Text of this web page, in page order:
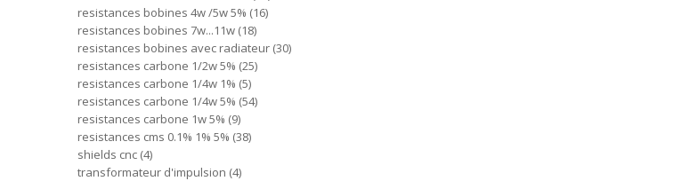
resistances bobines 4w /5w 5% 16
resistances bobines 7w...11w 18
resistances bobines avec radiateur 30
resistances carbone 1/2w 5% 25
resistances carbone 1/4w 1% 5
resistances carbone 1/4w 5% 54
resistances carbone 1w 5% 9
resistances cms 0.1% 1% 5% 38
shields cnc 4
transformateur d'impulsion 4